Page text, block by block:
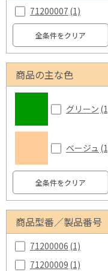
71200007 (1)
全条件をクリア
商品の主な色
グリーン
ベージュ
全条件をクリア
商品型番／製品番号
71200006 (1)
71200009 (1)